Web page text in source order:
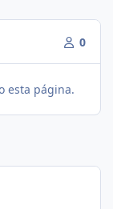
0
esta página.